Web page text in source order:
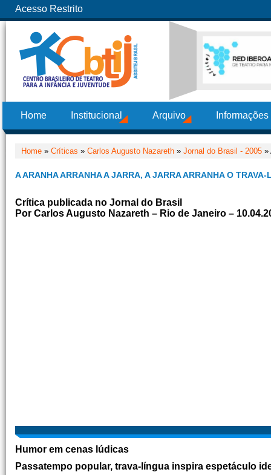
Acesso Restrito
Home Institucional Arquivo
Home » Críticas » Carlos Augusto Nazareth » Jornal do Brasil - 2005 »
A ARANHA ARRANHA A JARRA, A JARRA ARRANHA O
Crítica publicada no Jornal do Brasil
Por Carlos Augusto Nazareth – Rio de Janeiro –
Humor em cenas lúdicas
Passatempo popular, trava-língua inspira espetáculo